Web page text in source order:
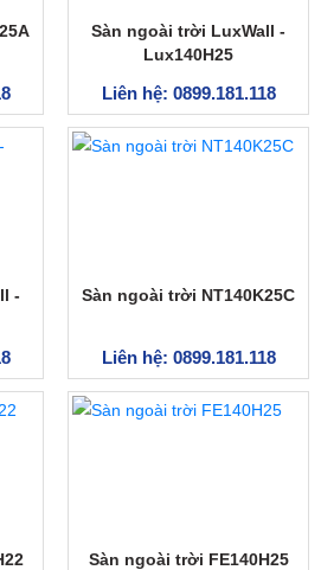
Sàn ngoài trời LuxWall -
Lux140H25
Liên hệ: 0899.181.118
-
Sàn ngoài trời NT140K25C
Liên hệ: 0899.181.118
Sàn ngoài trời FE140H25